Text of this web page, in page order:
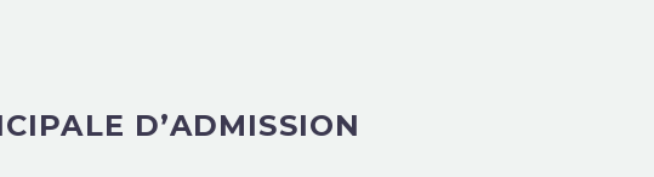
D’ADMISSION